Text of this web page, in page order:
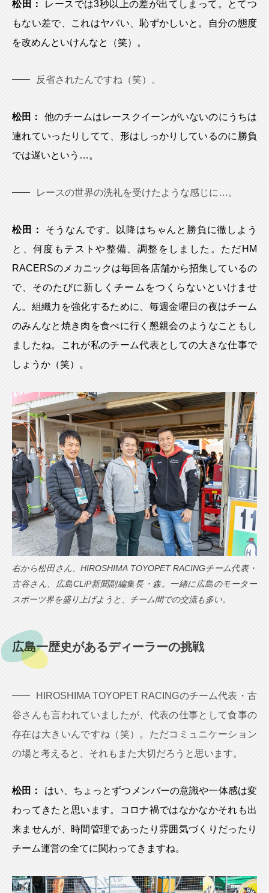
松田：
レースでは3秒以上の差が出てしまって。とてつ
もない差で、これはヤバい、恥ずかしいと。自分の態度
を改めんといけんなと（笑）。
反省されたんですね（笑）。
松田：
他のチームはレースクイーンがいないのにうちは
連れていったりしてて、形はしっかりしているのに勝負
では遅いという…。
レースの世界の洗礼を受けたような感じに…。
松田：
そうなんです。以降はちゃんと勝負に徹しよう
と、何度もテストや整備、調整をしました。ただHM
RACERSのメカニックは毎回各店舗から招集しているの
で、そのたびに新しくチームをつくらないといけませ
ん。組織力を強化するために、毎週金曜日の夜はチーム
のみんなと焼き肉を食べに行く懇親会のようなこともし
ましたね。これが私のチーム代表としての大きな仕事で
しょうか（笑）。
右から松田さん、HIROSHIMA TOYOPET RACINGチーム代表・
古谷さん、広島CLiP新聞副編集長・森。一緒に広島のモーター
スポーツ界を盛り上げようと、チーム間での交流も多い。
広島一歴史があるディーラーの挑戦
HIROSHIMA TOYOPET RACINGのチーム代表・古
谷さんも言われていましたが、代表の仕事として食事の
存在は大きいんですね（笑）。ただコミュニケーション
の場と考えると、それもまた大切だろうと思います。
松田：
はい、ちょっとずつメンバーの意識や一体感は変
わってきたと思います。コロナ禍ではなかなかそれも出
来ませんが、時間管理であったり雰囲気づくりだったり
チーム運営の全てに関わってきますね。